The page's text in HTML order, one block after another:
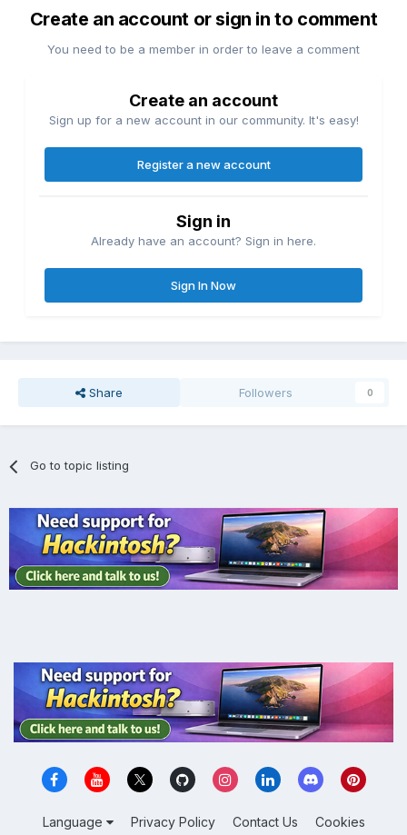
Create an account or sign in to comment
You need to be a member in order to leave a comment
Create an account
Sign up for a new account in our community. It's easy!
Register a new account
Sign in
Already have an account? Sign in here.
Sign In Now
Share Followers 0
Go to topic listing
Language Privacy Policy Contact Us Cookies